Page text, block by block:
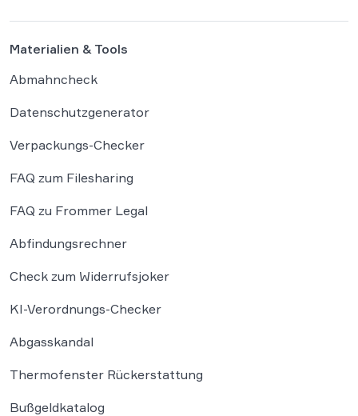
Materialien & Tools
Abmahncheck
Datenschutzgenerator
Verpackungs-Checker
FAQ zum Filesharing
FAQ zu Frommer Legal
Abfindungsrechner
Check zum Widerrufsjoker
KI-Verordnungs-Checker
Abgasskandal
Thermofenster Rückerstattung
Bußgeldkatalog